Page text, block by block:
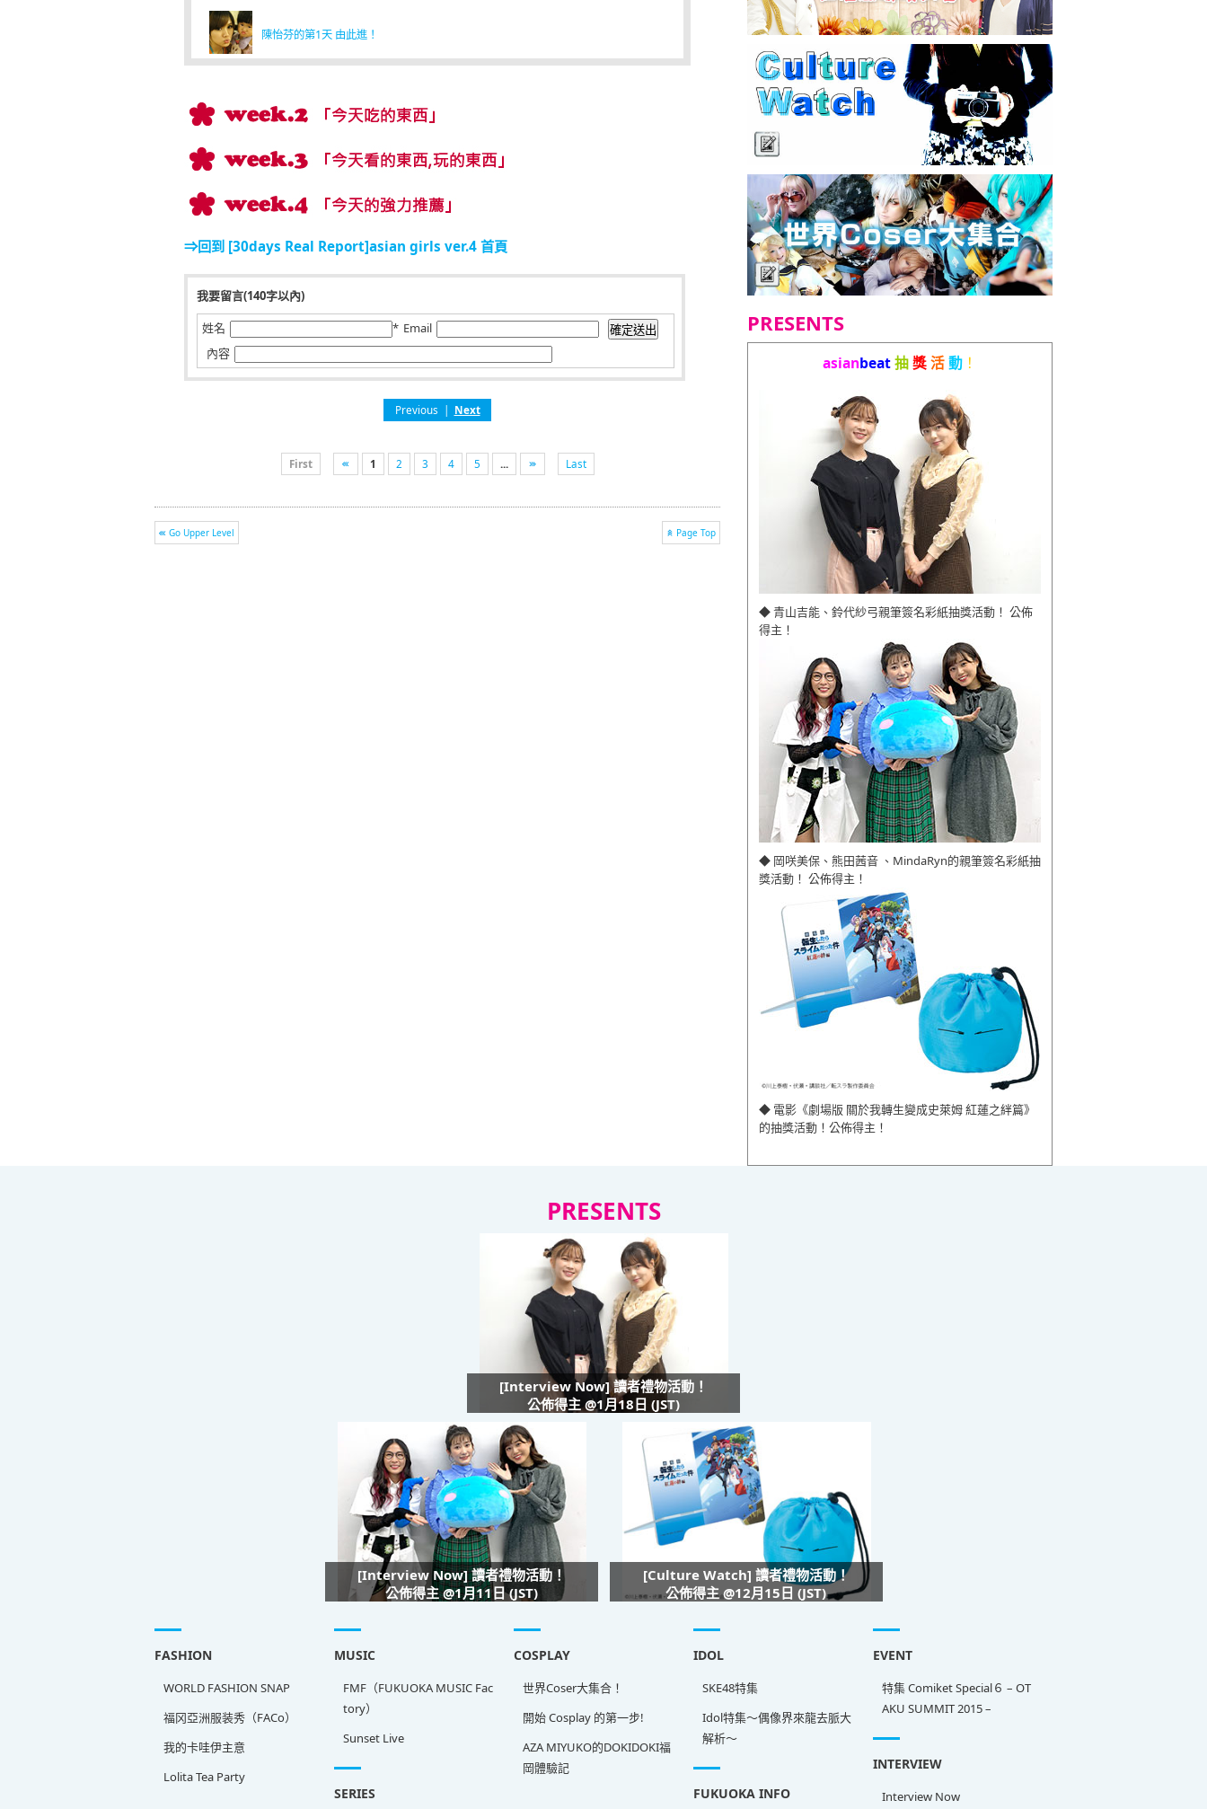
陳怡芬的第1天 由此進！
⇒回到 [30days Real Report]asian girls ver.4 首頁
我要留言(140字以內)
姓名
* Email
內容
Previous | Next
First 1 2 3 4 5 ... Last
Go Upper Level Page Top
PRESENTS
asianbeat抽獎活動 ！
◆ 青山吉能、鈴代紗弓親筆簽名彩紙抽獎活動！ 公佈
得主！
◆ 岡咲美保、熊田茜音 、MindaRyn的親筆簽名彩紙抽
獎活動！ 公佈得主！
◆ 電影《劇場版 關於我轉生變成史萊姆 紅蓮之絆篇》
的抽獎活動！公佈得主！
PRESENTS
[Interview Now] 讀者禮物活動！
公佈得主 @1月18日 (JST)
[Interview Now] 讀者禮物活動！
公佈得主 @1月11日 (JST)
[Culture Watch] 讀者禮物活動！
公佈得主 @12月15日 (JST)
FASHION
WORLD FASHION SNAP
福冈亞洲服装秀（FACo）
我的卡哇伊主意
Lolita Tea Party
MUSIC
FMF（FUKUOKA MUSIC Fac
tory）
Sunset Live
COSPLAY
世界Coser大集合！
開始 Cosplay 的第一步!
AZA MIYUKO的DOKIDOKI福
岡體驗記
IDOL
SKE48特集
Idol特集～偶像界來龍去脈大
解析～
EVENT
特集 Comiket Special６ – OT
AKU SUMMIT 2015 –
INTERVIEW
Interview Now
SERIES FUKUOKA INFO